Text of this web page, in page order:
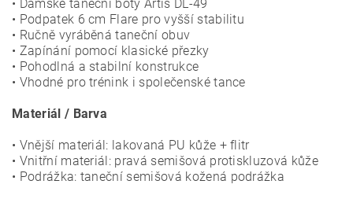
• Dámské taneční boty Artis DL-49
• Podpatek 6 cm Flare pro vyšší stabilitu
• Ručně vyráběná taneční obuv
• Zapínání pomocí klasické přezky
• Pohodlná a stabilní konstrukce
• Vhodné pro trénink i společenské tance
Materiál / Barva
• Vnější materiál: lakovaná PU kůže + flitr
• Vnitřní materiál: pravá semišová protiskluzová kůže
• Podrážka: taneční semišová kožená podrážka